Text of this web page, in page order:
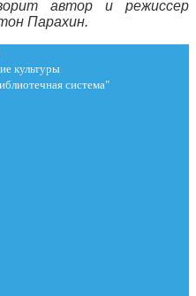
автор и режиссер
Парахин.
культуры
система"